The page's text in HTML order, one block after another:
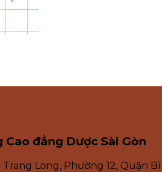
đẳng Dược Sài Gòn
Trang Long, Phường 12, Quận